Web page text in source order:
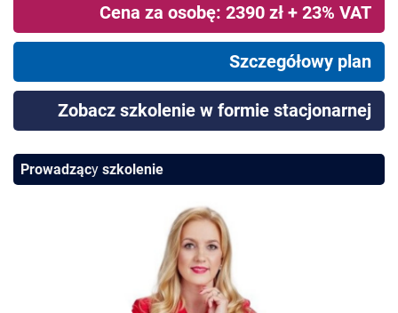
Cena za osobę: 2390 zł + 23% VAT
Szczegółowy plan
Zobacz szkolenie w formie stacjonarnej
Prowadzący szkolenie